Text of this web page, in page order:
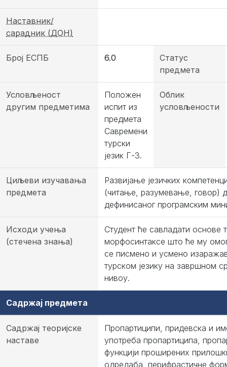
Наставник/
сарадник (ДОН)
Број ЕСПБ 6.0
Статус
предмета
Условљеност
другим предметима
Положен
испит из
предмета
Савремени
турски
језик Г-3.
Облик
условљености
Циљеви изучавања
предмета
Развијање језичких
(читање, разумевање, говор)
дефинисаног програмским
Исходи учења
(стечена знања)
Студент ће савладати основе
морфосинтаксе што ће му
се писмено и усмено
турском језику на завршном
нивоу.
Садржај предмета
Садржај теоријске
наставе
Пропартиципи, придевска и
употреба пропартиципа,
функцији проширених
одредаба, перифрастичне